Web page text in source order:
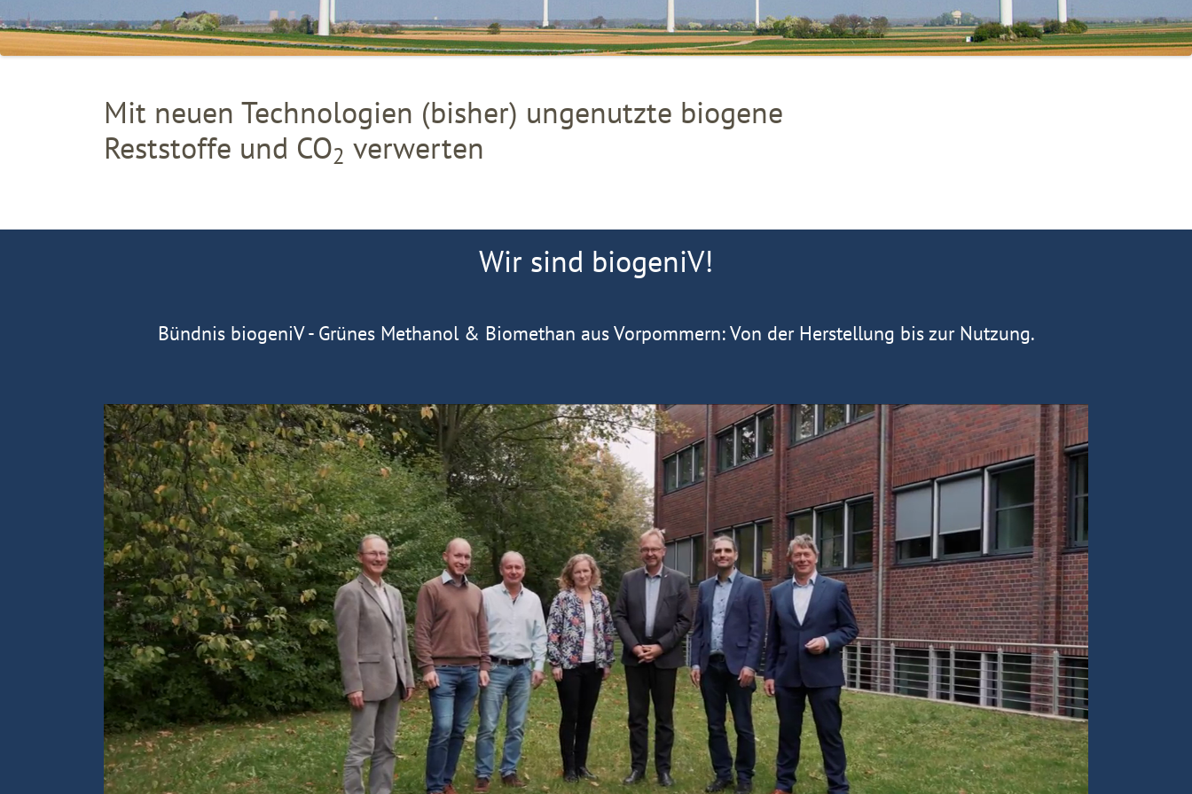
Mit neuen Technologien (bisher) ungenutzte biogene
Reststoffe und CO2 verwerten
Wir sind biogeniV!
Bündnis biogeniV - Grünes Methanol & Biomethan aus Vorpommern: Von der Herstellung bis zur Nutzung.